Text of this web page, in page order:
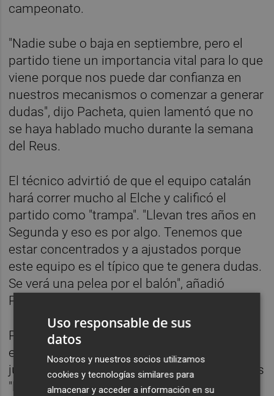
campeonato.
"Nadie sube o baja en septiembre, pero el
partido tiene un importancia vital para lo que
viene porque nos puede dar confianza en
nuestros mecanismos o comenzar a generar
dudas", dijo Pacheta, quien lamentó que no
se haya hablado mucho durante la semana
del Reus.
El técnico advirtió de que el equipo catalán
hará correr mucho al Elche y calificó el
partido como "trampa". "Llevan tres años en
Segunda y eso es por algo. Tenemos que
estar concentrados y a ajustados porque
este equipo es el típico que te genera dudas.
Se verá una pelea por el balón", añadió
Pacheta.
Pacheta restó importancia a los problemas
económicos del Reus para inscribir
jugadores y señaló que lo que le preocupa es
"lo que hagamos nosotros".
Uso responsable de sus
datos
Nosotros y nuestros socios utilizamos
cookies y tecnologías similares para
almacenar y acceder a información en su